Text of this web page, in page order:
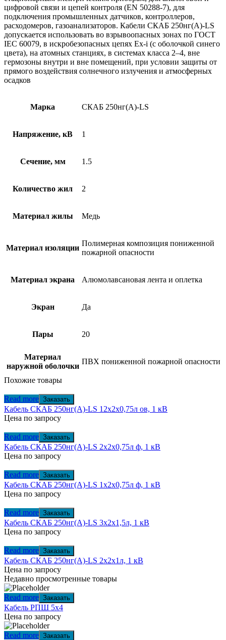
цифровой связи и цепей контроля (EN 50288-7), для
подключения промышленных датчиков, контроллеров,
расходомеров, газоанализаторов. Кабели СКАБ 250нг(А)-LS
допускается использовать во взрывоопасных зонах по ГОСТ
IEC 60079, в искробезопасных цепях Ex-i (с оболочкой синего
цвета), на атомных станциях, в системах класса 2–4, вне
гермозоны внутри и вне помещений, при условии защиты от
прямого воздействия солнечного излучения и атмосферных
осадков
Марка СКАБ 250нг(А)-LS
Напряжение, кВ 1
Сечение, мм 1.5
Количество жил 2
Материал жилы Медь
Материал изоляции
Полимерная композиция пониженной
пожарной опасности
Материал экрана Алюмолавсановая лента и оплетка
Экран Да
Пары 20
Материал
наружной оболочки
ПВХ пониженной пожарной опасности
Похожие товары
Read more Заказать
Кабель СКАБ 250нг(А)-LS 12x2x0,75л ов, 1 кВ
Цена по запросу
Read more Заказать
Кабель СКАБ 250нг(А)-LS 2x2x0,75л ф, 1 кВ
Цена по запросу
Read more Заказать
Кабель СКАБ 250нг(А)-LS 1x2x0,75л ф, 1 кВ
Цена по запросу
Read more Заказать
Кабель СКАБ 250нг(А)-LS 3x2x1,5л, 1 кВ
Цена по запросу
Read more Заказать
Кабель СКАБ 250нг(А)-LS 2x2x1л, 1 кВ
Цена по запросу
Недавно просмотренные товары
Read more Заказать
Кабель РПШ 5х4
Цена по запросу
Read more Заказать